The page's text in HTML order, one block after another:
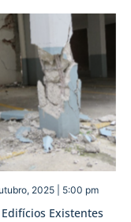
Existentes
2025 | 5:00 pm